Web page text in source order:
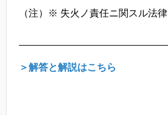
（注）※ 失火ノ責任ニ関スル法律
＞解答と解説はこちら